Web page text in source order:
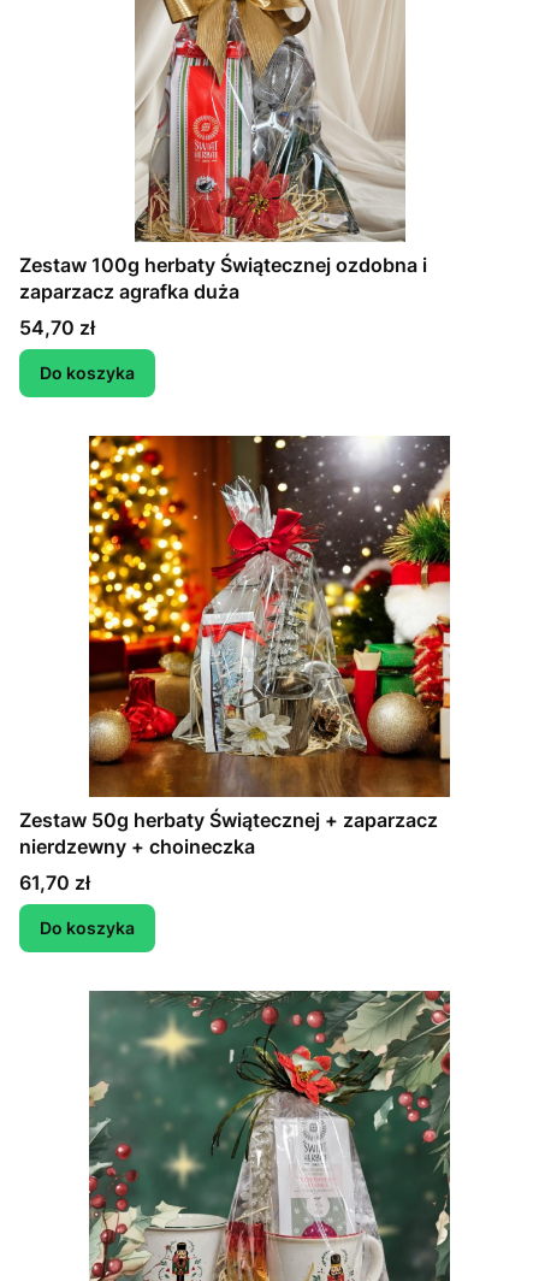
Zestaw 100g herbaty Świątecznej ozdobna i
zaparzacz agrafka duża
Cena
54,70 zł
Do koszyka
Zestaw 50g herbaty Świątecznej + zaparzacz
nierdzewny + choineczka
Cena
61,70 zł
Do koszyka